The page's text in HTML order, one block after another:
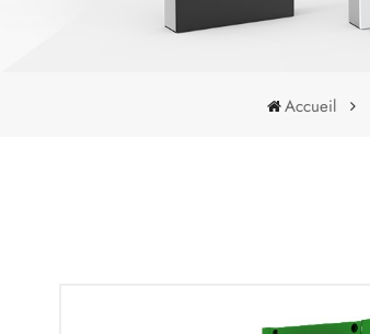
Accueil